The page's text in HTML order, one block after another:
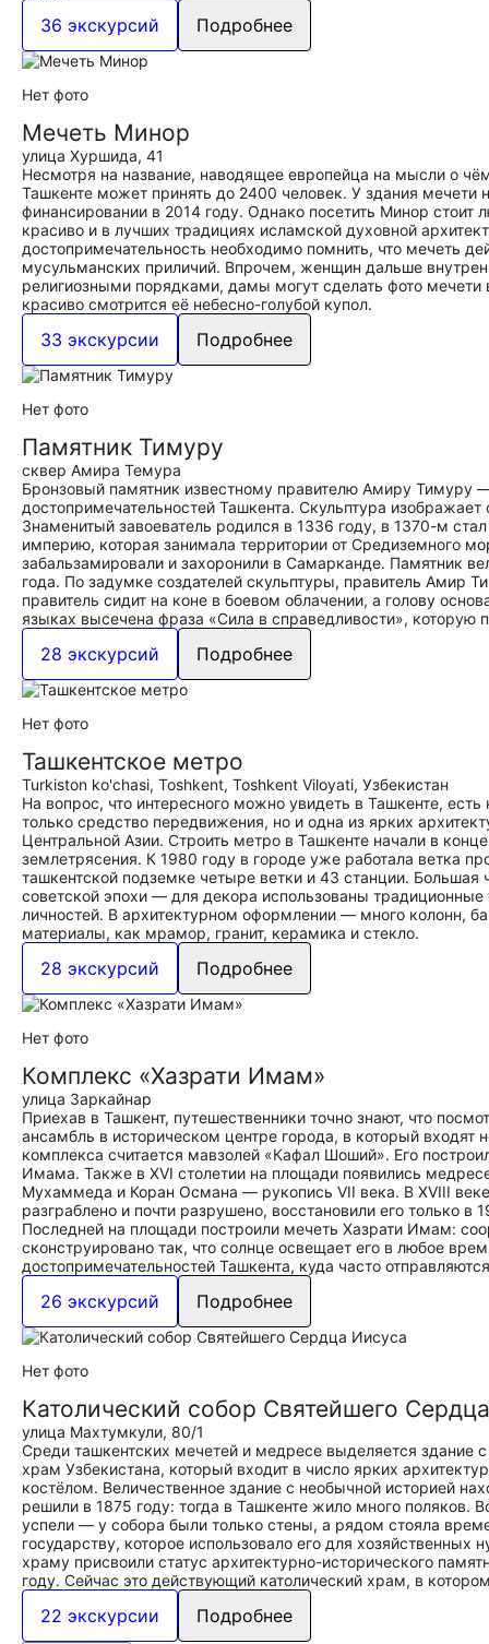
36 экскурсий Подробнее
Нет фото
Мечеть Минор
улица Хуршида, 41
Несмотря на название, наводящее европейца на мысли о
Ташкенте может принять до 2400 человек. У здания мечети
финансировании в 2014 году. Однако посетить Минор
красиво и в лучших традициях исламской духовной
достопримечательность необходимо помнить, что мечеть
мусульманских приличий. Впрочем, женщин дальше
религиозными порядками, дамы могут сделать фото мечети
красиво смотрится её небесно-голубой купол.
33 экскурсии Подробнее
Нет фото
Памятник Тимуру
сквер Амира Темура
Бронзовый памятник известному правителю Амиру Тимуру
достопримечательностей Ташкента. Скульптура
Знаменитый завоеватель родился в 1336 году, в 1370-м
империю, которая занимала территории от Средиземного
забальзамировали и захоронили в Самарканде. Памятник
года. По задумке создателей скульптуры, правитель Амир
правитель сидит на коне в боевом облачении, а голову
языках высечена фраза «Сила в справедливости», которую
28 экскурсий Подробнее
Нет фото
Ташкентское метро
Turkiston ko'chasi, Тоshkent, Toshkent Viloyati, Узбекистан
На вопрос, что интересного можно увидеть в Ташкенте,
только средство передвижения, но и одна из ярких
Центральной Азии. Строить метро в Ташкенте начали в
землетрясения. К 1980 году в городе уже работала ветка
ташкентской подземке четыре ветки и 43 станции. Большая
советской эпохи — для декора использованы
личностей. В архитектурном оформлении — много колонн,
материалы, как мрамор, гранит, керамика и стекло.
28 экскурсий Подробнее
Нет фото
Комплекс «Хазрати Имам»
улица Заркайнар
Приехав в Ташкент, путешественники точно знают, что
ансамбль в историческом центре города, в который
комплекса считается мавзолей «Кафал Шоший». Его
Имама. Также в XVI столетии на площади появились
Мухаммеда и Коран Османа — рукопись VII века. В XVIII
разграблено и почти разрушено, восстановили его только
Последней на площади построили мечеть Хазрати Имам:
сконструировано так, что солнце освещает его в любое
достопримечательностей Ташкента, куда часто
26 экскурсий Подробнее
Нет фото
Католический собор Святейшего
улица Махтумкули, 80/1
Среди ташкентских мечетей и медресе выделяется
храм Узбекистана, который входит в число ярких
костёлом. Величественное здание с необычной историей
решили в 1875 году: тогда в Ташкенте жило много поляков.
успели — у собора были только стены, а рядом стояла
государству, которое использовало его для
храму присвоили статус архитектурно-исторического
году. Сейчас это действующий католический храм, в
22 экскурсии Подробнее